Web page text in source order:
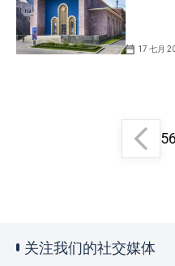
17 七月
56
关注我们的社交媒体